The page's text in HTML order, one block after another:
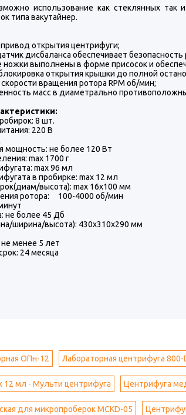
использование как стеклянных так
типа вакутайнер.
открытия центрифуги;
дисбаланса обеспечивает безопасность
выполнены в форме присосок и
открытия крышки до полной
вращения ротора RPM об/мин;
масс в диаметрально
8 шт.
220 В
не более 120 Вт
max 1700 г
max 96 мл
в пробирке: max 12 мл
высота): max 16х100 мм
ротора: 100-4000 об/мин
более 45 Дб
ширина/высота): 430х310х290 мм
менее 5 лет
24 месяца
ОПн-12 Лабораторная центрифуга 800-
12 мл - Мульти центрифуга Центрифуга
для микропроберок MCKD-05